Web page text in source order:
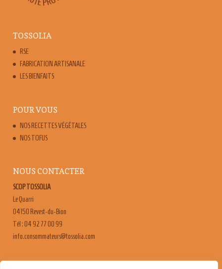
TOSSOLIA
RSE
FABRICATION ARTISANALE
LES BIENFAITS
POUR VOUS
NOS RECETTES VÉGÉTALES
NOS TOFUS
NOUS CONTACTER
SCOP TOSSOLIA
Le Quarri
04150 Revest-du-Bion
Tél : 04 92 77 00 99
moc.ailossot@sruetammosnoc.ofni